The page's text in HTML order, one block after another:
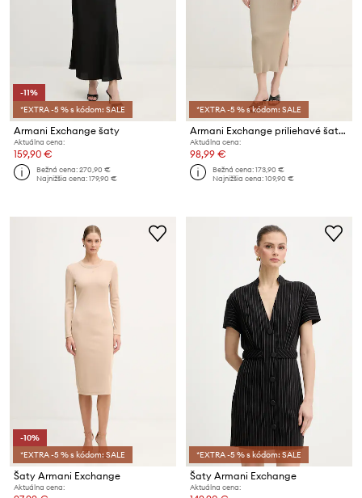
-11%
*EXTRA -5 % s kódom: SALE
Armani Exchange šaty
Aktuálna cena:
159,90 €
Bežná cena:270,90 €
Najnižšia cena:179,90 €
*EXTRA -5 % s kódom: SALE
Armani Exchange priliehavé šaty z viskózy
Aktuálna cena:
98,99 €
Bežná cena:173,90 €
Najnižšia cena:109,90 €
-10%
*EXTRA -5 % s kódom: SALE
Šaty Armani Exchange
Aktuálna cena:
*EXTRA -5 % s kódom: SALE
Šaty Armani Exchange
Aktuálna cena: